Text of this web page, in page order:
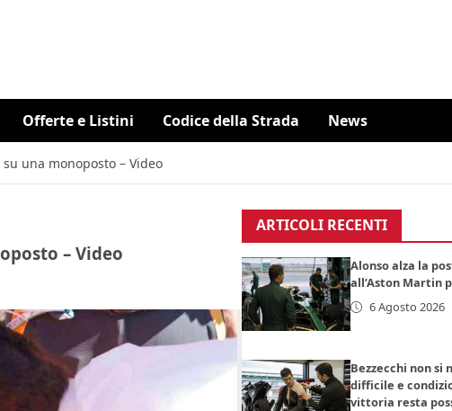
Offerte e Listini Codice della Strada News
una monoposto – Video
– Video
ARTICOLI RECENTI
Alonso alza la
all’Aston Martin
6 Agosto 2026
Bezzecchi non si
difficile e
vittoria resta